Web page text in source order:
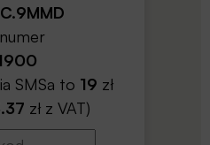
SMSa to 19 zł
zł z VAT)